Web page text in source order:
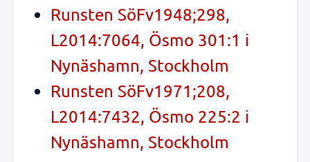
Runsten SöFv1948;298,
L2014:7064, Ösmo 301:1 i
Nynäshamn, Stockholm
Runsten SöFv1971;208,
L2014:7432, Ösmo 225:2 i
Nynäshamn, Stockholm